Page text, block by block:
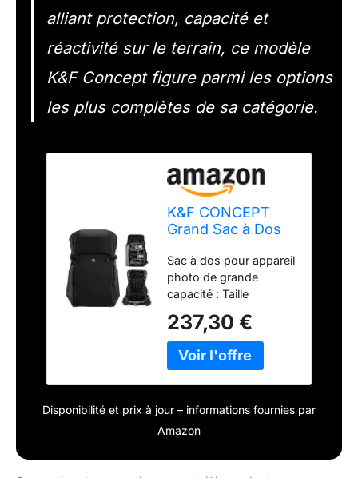
alliant protection, capacité et
réactivité sur le terrain, ce modèle
K&F Concept figure parmi les options
les plus complètes de sa catégorie.
K&F CONCEPT
Grand Sac à Dos
Appareil Photo
Sac à dos pour appareil
photo de grande
capacité : Taille
28*16*52CM, taille du
compartiment
supérieur 28*15*11cm,
Le sac à dos de 30L
peut contenir 2
objectifs. Compatible
237,30 €
Disponibilité et prix à jour – informations fournies par
Amazon